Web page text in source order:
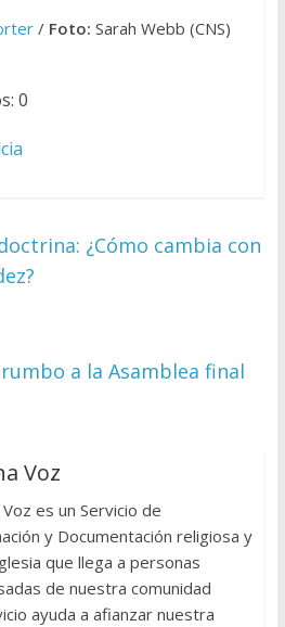
/ Foto: Sarah Webb (CNS)
0
¿Cómo cambia con
a la Asamblea final
Voz
es un Servicio de
y Documentación religiosa y
que llega a personas
de nuestra comunidad
ayuda a afianzar nuestra